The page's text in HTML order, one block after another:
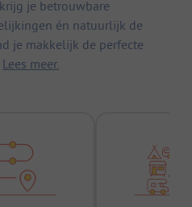
je betrouwbare
én natuurlijk de
je makkelijk de perfecte
Lees meer.